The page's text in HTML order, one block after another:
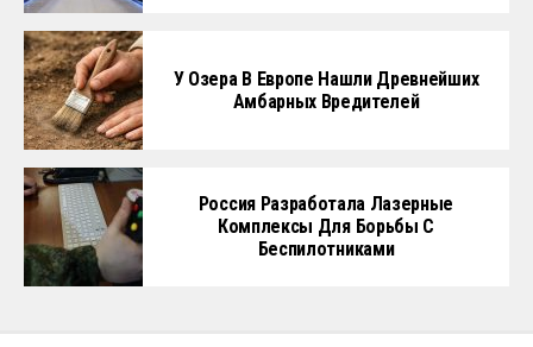
У Озера В Европе Нашли Древнейших
Амбарных Вредителей
Россия Разработала Лазерные
Комплексы Для Борьбы С
Беспилотниками